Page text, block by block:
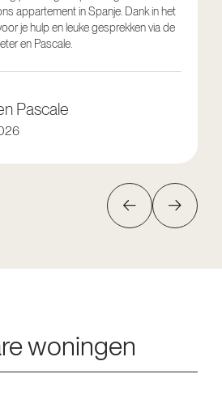
appartement in Spanje. Dank in het
je hulp en leuke gesprekken via de
en Pascale.
Pascale
woningen